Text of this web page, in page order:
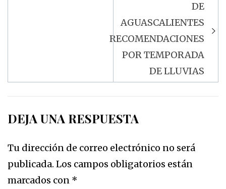
DE
AGUASCALIENTES
RECOMENDACIONES
POR TEMPORADA
DE LLUVIAS
DEJA UNA RESPUESTA
Tu dirección de correo electrónico no será
publicada. Los campos obligatorios están
marcados con *